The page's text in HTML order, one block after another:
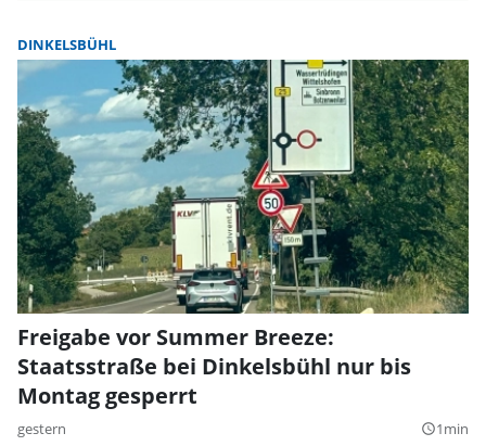
DINKELSBÜHL
Freigabe vor Summer Breeze:
Staatsstraße bei Dinkelsbühl nur bis
Montag gesperrt
gestern query_builder1min